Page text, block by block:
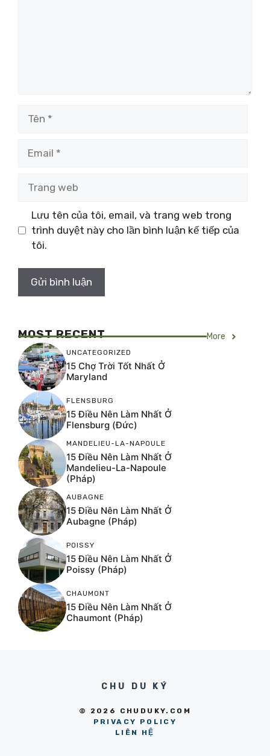
web
Lưu tên của tôi, email, và trang web trong
trình duyệt này cho lần bình luận kế tiếp của
tôi.
MOST RECENT More
UNCATEGORIZED
15 Chợ Trời Tốt Nhất Ở
Maryland
FLENSBURG
15 Điều Nên Làm Nhất Ở
Flensburg (Đức)
MANDELIEU-LA-NAPOULE
15 Điều Nên Làm Nhất Ở
Mandelieu-La-Napoule
(Pháp)
AUBAGNE
15 Điều Nên Làm Nhất Ở
Aubagne (Pháp)
POISSY
15 Điều Nên Làm Nhất Ở
Poissy (Pháp)
CHAUMONT
15 Điều Nên Làm Nhất Ở
Chaumont (Pháp)
CHU DU KÝ
© 2026 CHUDUKY.COM
PRIVACY POLICY
LIÊN HỆ